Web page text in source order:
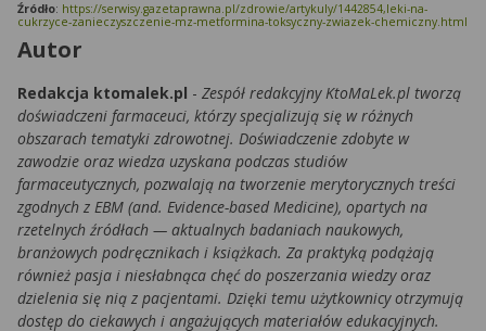
Źródło: https://serwisy.gazetaprawna.pl/zdrowie/artykuly/1442854,leki-na-
cukrzyce-zanieczyszczenie-mz-metformina-toksyczny-zwiazek-chemiczny.html
Autor
Redakcja ktomalek.pl - Zespół redakcyjny KtoMaLek.pl tworzą
doświadczeni farmaceuci, którzy specjalizują się w różnych
obszarach tematyki zdrowotnej. Doświadczenie zdobyte w
zawodzie oraz wiedza uzyskana podczas studiów
farmaceutycznych, pozwalają na tworzenie merytorycznych treści
zgodnych z EBM (and. Evidence-based Medicine), opartych na
rzetelnych źródłach — aktualnych badaniach naukowych,
branżowych podręcznikach i książkach. Za praktyką podążają
również pasja i niesłabnąca chęć do poszerzania wiedzy oraz
dzielenia się nią z pacjentami. Dzięki temu użytkownicy otrzymują
dostęp do ciekawych i angażujących materiałów edukacyjnych.